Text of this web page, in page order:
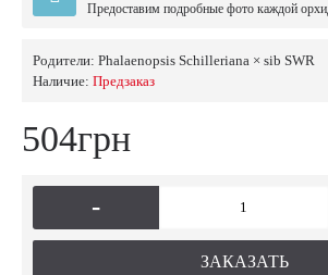
Предоставим подробные фото каждой
Родители: Phalaenopsis Schilleriana × sib SWR
Наличие: Предзаказ
504грн
-
ЗАКАЗАТЬ